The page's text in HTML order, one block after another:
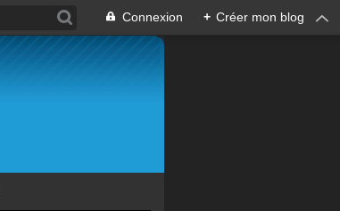
Connexion + Créer mon blog